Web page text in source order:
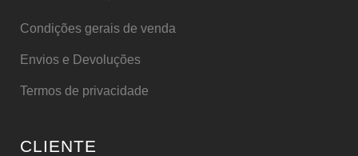
Condições gerais de venda
Envios e Devoluções
Termos de privacidade
CLIENTE